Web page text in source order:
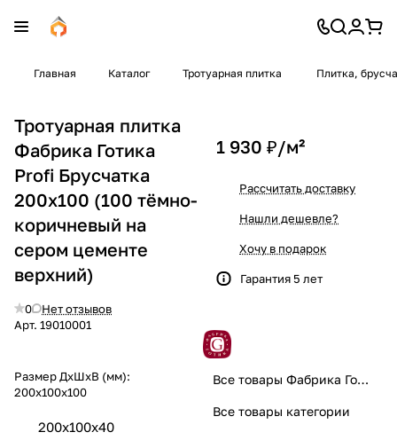
Главная Каталог Тротуарная плитка Плитка,
Тротуарная плитка
Фабрика Готика
Profi Брусчатка
200х100 (100 тёмно-
коричневый на
сером цементе
верхний)
0
Нет отзывов
Арт. 19010001
Размер ДхШхВ (мм):
200x100x100
200х100х40
1 930 ₽/м²
Рассчитать доставку
Нашли дешевле?
Хочу в подарок
Гарантия 5 лет
Все товары Фабрика Готика
Все товары категории